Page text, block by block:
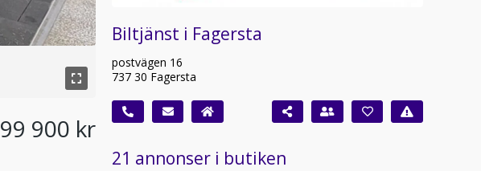
99 900 kr
Biltjänst i Fagersta
postvägen 16
737 30 Fagersta
21 annonser i butiken